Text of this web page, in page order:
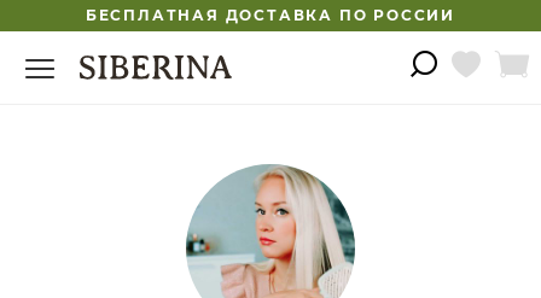
БЕСПЛАТНАЯ ДОСТАВКА ПО РОССИИ